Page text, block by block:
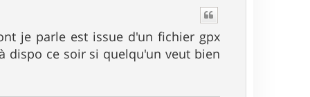
je parle est issue d'un fichier gpx
dispo ce soir si quelqu'un veut bien